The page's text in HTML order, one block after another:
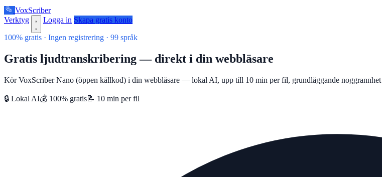
VoxScriber
Verktyg
Logga in Skapa gratis konto
100% gratis · Ingen registrering · 99 språk
Gratis ljudtranskribering — direkt i din webbläsare
Kör VoxScriber Nano (öppen källkod) i din webbläsare — lokal AI, upp till 10 min per fil, grundläggande
🔒 Lokal AI💰 100% gratis📝 10 min per fil